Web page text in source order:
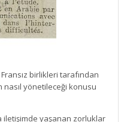
birlikleri tarafından
yönetileceği konusu
iletişimde yaşanan zorluklar